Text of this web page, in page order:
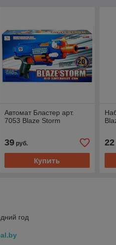
Автомат Бластер арт.
7053 Blaze Storm
39руб.
Купить
22
год